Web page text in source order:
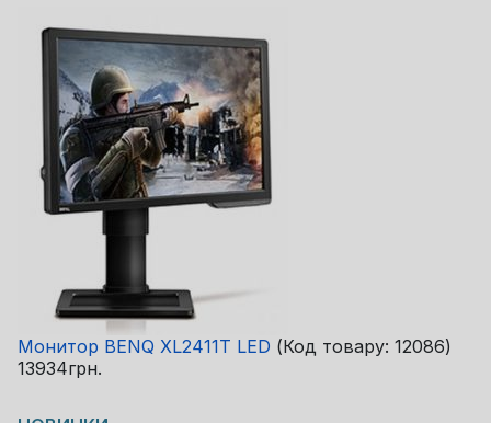
Монитор BENQ XL2411T LED (Код товару: 12086)
13934грн.